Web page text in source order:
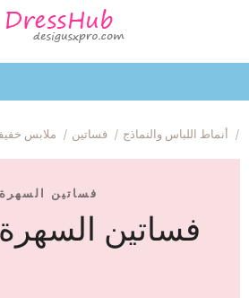
ملابس فساتين
أنماط اللباس والنماذج
فساتين السهرة
فساتين السهرة